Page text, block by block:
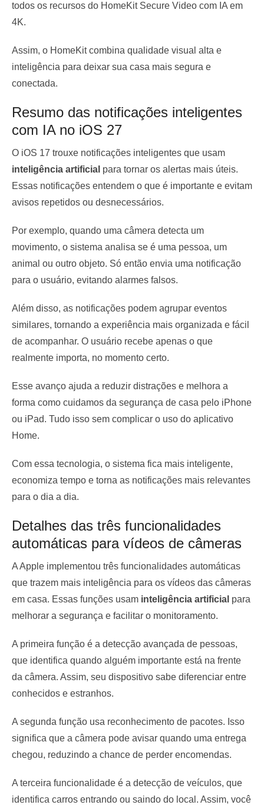
todos os recursos do HomeKit Secure Video com IA em
4K.
Assim, o HomeKit combina qualidade visual alta e
inteligência para deixar sua casa mais segura e
conectada.
Resumo das notificações inteligentes
com IA no iOS 27
O iOS 17 trouxe notificações inteligentes que usam
inteligência artificial para tornar os alertas mais úteis.
Essas notificações entendem o que é importante e evitam
avisos repetidos ou desnecessários.
Por exemplo, quando uma câmera detecta um
movimento, o sistema analisa se é uma pessoa, um
animal ou outro objeto. Só então envia uma notificação
para o usuário, evitando alarmes falsos.
Além disso, as notificações podem agrupar eventos
similares, tornando a experiência mais organizada e fácil
de acompanhar. O usuário recebe apenas o que
realmente importa, no momento certo.
Esse avanço ajuda a reduzir distrações e melhora a
forma como cuidamos da segurança de casa pelo iPhone
ou iPad. Tudo isso sem complicar o uso do aplicativo
Home.
Com essa tecnologia, o sistema fica mais inteligente,
economiza tempo e torna as notificações mais relevantes
para o dia a dia.
Detalhes das três funcionalidades
automáticas para vídeos de câmeras
A Apple implementou três funcionalidades automáticas
que trazem mais inteligência para os vídeos das câmeras
em casa. Essas funções usam inteligência artificial para
melhorar a segurança e facilitar o monitoramento.
A primeira função é a detecção avançada de pessoas,
que identifica quando alguém importante está na frente
da câmera. Assim, seu dispositivo sabe diferenciar entre
conhecidos e estranhos.
A segunda função usa reconhecimento de pacotes. Isso
significa que a câmera pode avisar quando uma entrega
chegou, reduzindo a chance de perder encomendas.
A terceira funcionalidade é a detecção de veículos, que
identifica carros entrando ou saindo do local. Assim, você